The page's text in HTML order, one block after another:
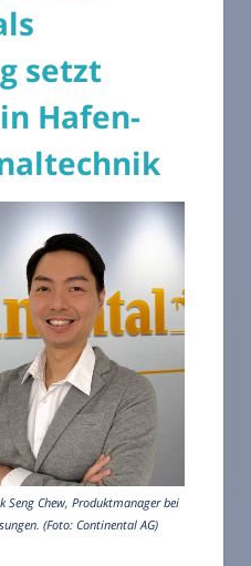
setzt
Hafen-
Seng Chew, Produktmanager bei
(Foto: Continental AG)